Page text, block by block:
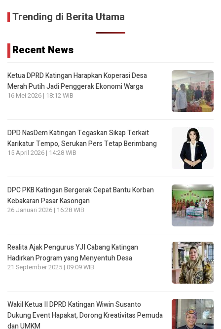
Trending di Berita Utama
Recent News
Ketua DPRD Katingan Harapkan Koperasi Desa
Merah Putih Jadi Penggerak Ekonomi Warga
16 Mei 2026 | 18:12 WIB
DPD NasDem Katingan Tegaskan Sikap Terkait
Karikatur Tempo, Serukan Pers Tetap Berimbang
15 April 2026 | 14:28 WIB
DPC PKB Katingan Bergerak Cepat Bantu Korban
Kebakaran Pasar Kasongan
26 Januari 2026 | 16:28 WIB
Realita Ajak Pengurus YJI Cabang Katingan
Hadirkan Program yang Menyentuh Desa
21 September 2025 | 09:09 WIB
Wakil Ketua II DPRD Katingan Wiwin Susanto
Dukung Event Hapakat, Dorong Kreativitas Pemuda
dan UMKM